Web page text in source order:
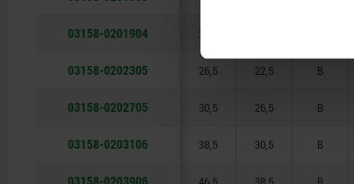
03158-0201904 22,5
03158-0202305 26,5 22,5 B
03158-0202705 30,5 26,5 B
03158-0203106 38,5 30,5 B